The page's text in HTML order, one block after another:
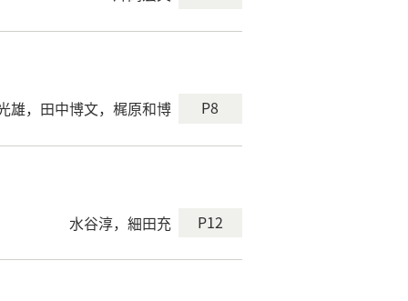
雄，田中博文，梶原和博
P8
水谷淳，細田充
P12